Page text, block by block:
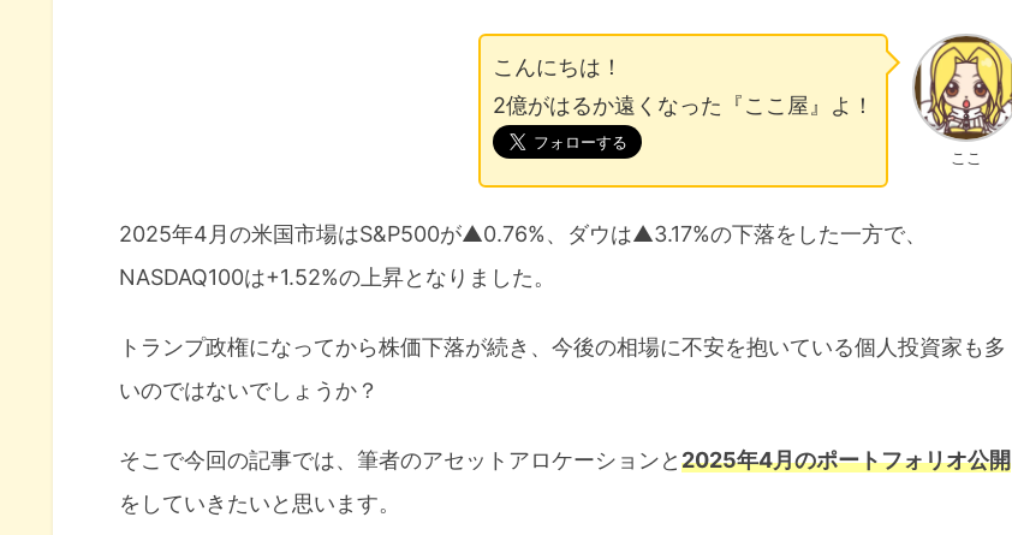
ここ
こんにちは！
2億がはるか遠くなった『ここ屋』よ！
2025年4月の米国市場はS&P500が▲0.76%、ダウは▲3.17%の下落をした一方で、
NASDAQ100は+1.52%の上昇となりました。
トランプ政権になってから株価下落が続き、今後の相場に不安を抱いている個人投資家も多
いのではないでしょうか？
そこで今回の記事では、筆者のアセットアロケーションと2025年4月のポートフォリオ公開
をしていきたいと思います。